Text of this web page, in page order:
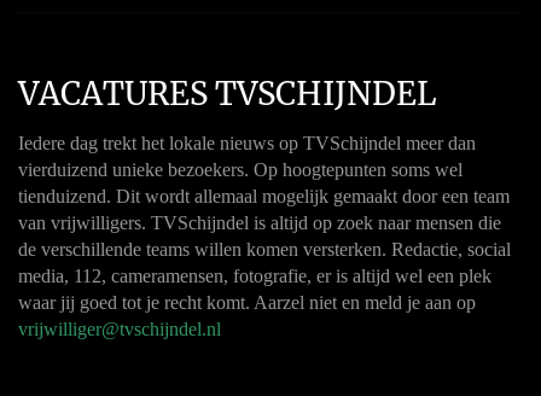
VACATURES TVSCHIJNDEL
Iedere dag trekt het lokale nieuws op TVSchijndel meer dan
vierduizend unieke bezoekers. Op hoogtepunten soms wel
tienduizend. Dit wordt allemaal mogelijk gemaakt door een team
van vrijwilligers. TVSchijndel is altijd op zoek naar mensen die
de verschillende teams willen komen versterken. Redactie, social
media, 112, cameramensen, fotografie, er is altijd wel een plek
waar jij goed tot je recht komt. Aarzel niet en meld je aan op
vrijwilliger@tvschijndel.nl